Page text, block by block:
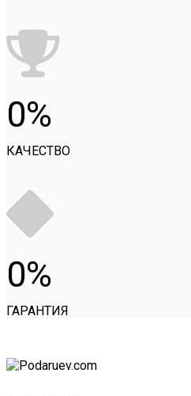
0
КАЧЕСТВО
0
ГАРАНТИЯ